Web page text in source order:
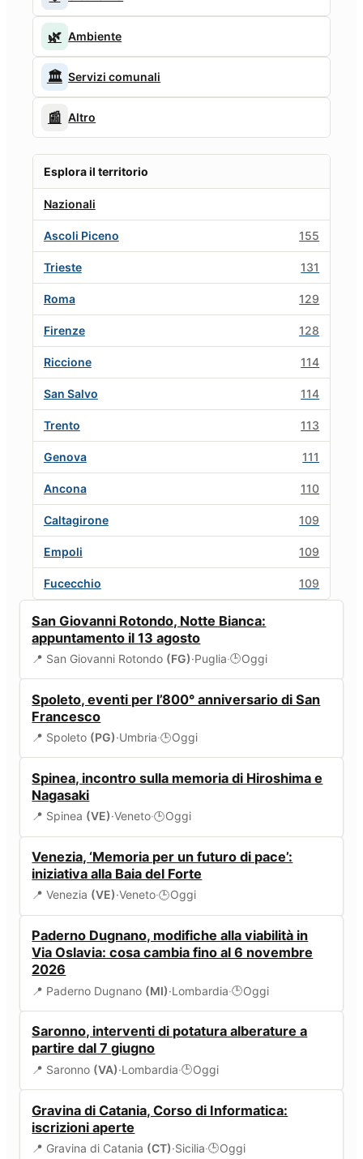
🌿 Ambiente
🏛️ Servizi comunali
📰 Altro
Esplora il territorio
Nazionali
Ascoli Piceno 155
Trieste 131
Roma 129
Firenze 128
Riccione 114
San Salvo 114
Trento 113
Genova 111
Ancona 110
Caltagirone 109
Empoli 109
Fucecchio 109
San Giovanni Rotondo, Notte Bianca:
appuntamento il 13 agosto
📍 San Giovanni Rotondo (FG)·Puglia·🕒Oggi
Spoleto, eventi per l’800° anniversario di San
Francesco
📍 Spoleto (PG)·Umbria·🕒Oggi
Spinea, incontro sulla memoria di Hiroshima e
Nagasaki
📍 Spinea (VE)·Veneto·🕒Oggi
Venezia, ‘Memoria per un futuro di pace’:
iniziativa alla Baia del Forte
📍 Venezia (VE)·Veneto·🕒Oggi
Paderno Dugnano, modifiche alla viabilità in
Via Oslavia: cosa cambia fino al 6 novembre
2026
📍 Paderno Dugnano (MI)·Lombardia·🕒Oggi
Saronno, interventi di potatura alberature a
partire dal 7 giugno
📍 Saronno (VA)·Lombardia·🕒Oggi
Gravina di Catania, Corso di Informatica:
iscrizioni aperte
📍 Gravina di Catania (CT)·Sicilia·🕒Oggi